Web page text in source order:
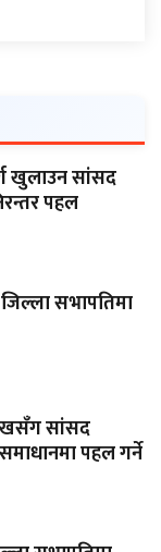
खुलाउन सांसद
पहल
सभापतिमा
सांसद
पहल गर्ने